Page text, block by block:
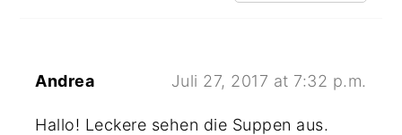
Andrea Juli 27, 2017 at 7:32 p.m.
Hallo! Leckere sehen die Suppen aus.